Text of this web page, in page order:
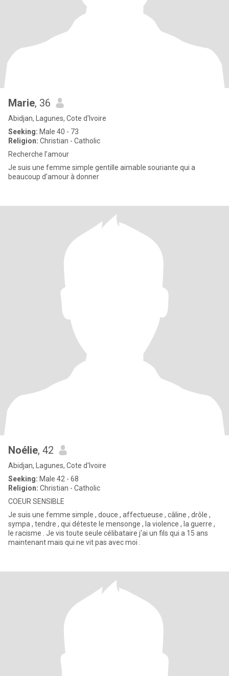
Marie, 36
Abidjan, Lagunes, Cote d'Ivoire
Seeking: Male 40 - 73
Religion: Christian - Catholic
Recherche l’amour
Je suis une femme simple gentille aimable souriante qui a
beaucoup d’amour à donner
Noélie, 42
Abidjan, Lagunes, Cote d'Ivoire
Seeking: Male 42 - 68
Religion: Christian - Catholic
COEUR SENSIBLE
Je suis une femme simple , douce , affectueuse , câline , drôle ,
sympa , tendre , qui déteste le mensonge , la violence , la guerre ,
le racisme . Je vis toute seule célibataire j'ai un fils qui a 15 ans
maintenant mais qui ne vit pas avec moi .